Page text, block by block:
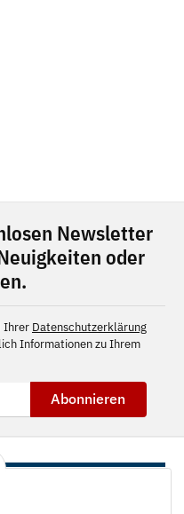
Newsletter
oder
Ihrer Datenschutzerklärung
Informationen zu Ihrem
Abonnieren